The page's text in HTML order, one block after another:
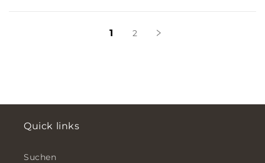
1 2
Quick links
Suchen